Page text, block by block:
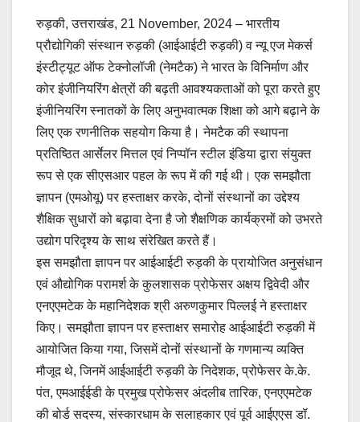
रुड़की, उत्तराखंड, 21 November, 2024 – भारतीय
प्रौद्योगिकी संस्थान रुड़की (आईआईटी रुड़की) व न्यू एज मेकर्स
इंस्टीट्यूट ऑफ टेक्नोलॉजी (नेमटैक) ने भारत के विनिर्माण और
कोर इंजीनियरिंग क्षेत्रों की बढ़ती आवश्यकताओं को पूरा करते हुए
इंजीनियरिंग स्नातकों के लिए अनुभवात्मक शिक्षा को आगे बढ़ाने के
लिए एक रणनीतिक सहयोग किया है। नेमटैक की स्थापना
प्रतिष्ठित आर्सेलर मित्तल एवं निप्पॉन स्टील इंडिया द्वारा संयुक्त
रूप से एक सीएसआर पहल के रूप में की गई थी। एक समझौता
ज्ञापन (एमओयू) पर हस्ताक्षर करके, दोनों संस्थानों का उद्देश्य
शैक्षिक सुधारों को बढ़ावा देना है जो शैक्षणिक कार्यक्रमों को उभरते
उद्योग परिदृश्य के साथ संरेखित करते हैं।
इस समझौता ज्ञापन पर आईआईटी रुड़की के प्रायोजित अनुसंधान
एवं औद्योगिक परामर्श के कुलशासक प्रोफेसर अक्षय द्विवेदी और
एनएएमटेक के महानिदेशक श्री अरुणकुमार पिल्लई ने हस्ताक्षर
किए। समझौता ज्ञापन पर हस्ताक्षर समारोह आईआईटी रुड़की में
आयोजित किया गया, जिसमें दोनों संस्थानों के गणमान्य व्यक्ति
मौजूद थे, जिनमें आईआईटी रुड़की के निदेशक, प्रोफेसर के.के.
पंत, एमआईईडी के प्रमुख प्रोफेसर अंदलीब तारिक, एनएएमटेक
की बोर्ड सदस्य, संस्कारधाम के सलाहकार एवं पूर्व आईएएस डॉ.